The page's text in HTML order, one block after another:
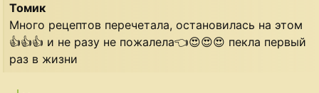
Томик
Много рецептов перечетала, остановилась на этом
👍👍👍 и не разу не пожалела👈😍😍😍 пекла первый
раз в жизни